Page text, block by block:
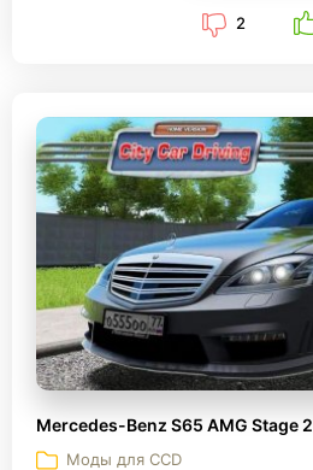
2
Mercedes-Benz S65 AMG Stage 2
Моды для CCD